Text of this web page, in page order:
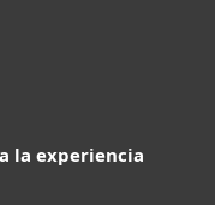
la experiencia